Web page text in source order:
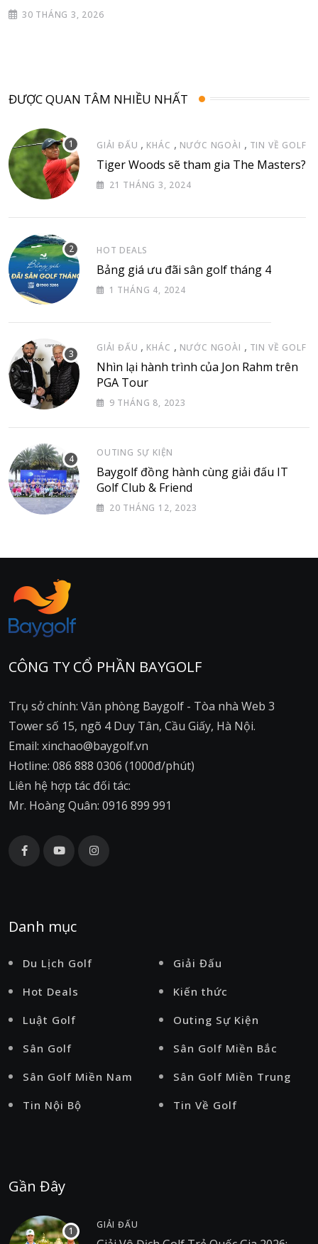
30 THÁNG 3, 2026
ĐƯỢC QUAN TÂM NHIỀU NHẤT
GIẢI ĐẤU , KHÁC , NƯỚC NGOÀI , TIN VỀ GOLF
Tiger Woods sẽ tham gia The Masters?
21 THÁNG 3, 2024
HOT DEALS
Bảng giá ưu đãi sân golf tháng 4
1 THÁNG 4, 2024
GIẢI ĐẤU , KHÁC , NƯỚC NGOÀI , TIN VỀ GOLF
Nhìn lại hành trình của Jon Rahm trên
PGA Tour
9 THÁNG 8, 2023
OUTING SỰ KIỆN
Baygolf đồng hành cùng giải đấu IT
Golf Club & Friend
20 THÁNG 12, 2023
CÔNG TY CỔ PHẦN BAYGOLF
Trụ sở chính: Văn phòng Baygolf - Tòa nhà Web 3
Tower số 15, ngõ 4 Duy Tân, Cầu Giấy, Hà Nội.
Email: xinchao@baygolf.vn
Hotline: 086 888 0306 (1000đ/phút)
Liên hệ hợp tác đối tác:
Mr. Hoàng Quân: 0916 899 991
Danh mục
Du Lịch Golf
Giải Đấu
Hot Deals
Kiến thức
Luật Golf
Outing Sự Kiện
Sân Golf
Sân Golf Miền Bắc
Sân Golf Miền Nam
Sân Golf Miền Trung
Tin Nội Bộ
Tin Về Golf
Gần Đây
GIẢI ĐẤU